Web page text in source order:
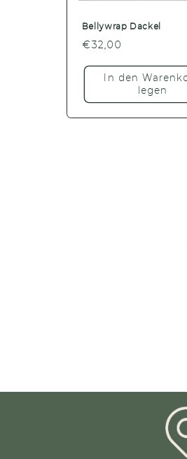
Bellywrap Dackel
Normaler
Preis
€32,00
In den
legen